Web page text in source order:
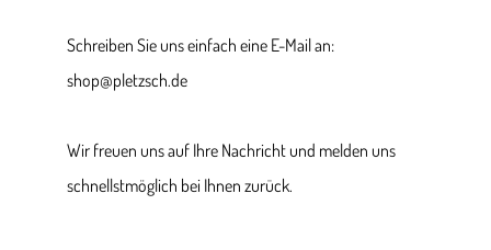
Schreiben Sie uns einfach eine E-Mail an:
shop@pletzsch.de
Wir freuen uns auf Ihre Nachricht und melden uns
schnellstmöglich bei Ihnen zurück.